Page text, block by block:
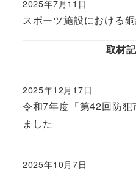
スポーツ施設における
2025年7月11日
取材
令和7年度「第42回防
ました
2025年12月17日
2025年10月7日